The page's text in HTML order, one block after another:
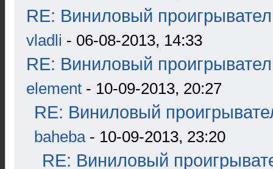
RE: Виниловый
vladli - 06-08-2013, 14:33
RE: Виниловый
element - 10-09-2013, 20:27
RE: Виниловый
baheba- 10-09-2013, 23:20
RE: Виниловый